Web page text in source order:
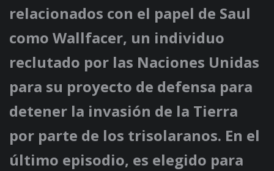
relacionados con el papel de Saul
como Wallfacer, un individuo
reclutado por las Naciones Unidas
para su proyecto de defensa para
detener la invasión de la Tierra
por parte de los trisolaranos. En el
último episodio, es elegido para